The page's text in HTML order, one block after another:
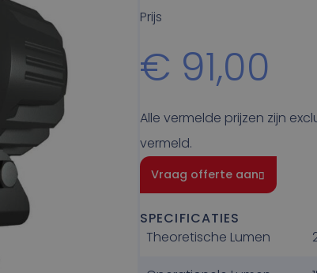
Prijs
€ 91,00
Alle vermelde prijzen zijn
vermeld.
Vraag offerte aan
SPECIFICATIES
Theoretische Lumen